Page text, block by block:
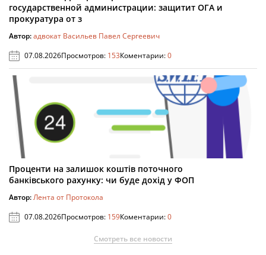
государственной администрации: защитит ОГА и
прокуратура от з
Автор:адвокат Васильев Павел Сергеевич
07.08.2026Просмотров: 153Коментарии:0
Проценти на залишок коштів поточного
банківського рахунку: чи буде дохід у ФОП
Автор:Лента от Протокола
07.08.2026Просмотров: 159Коментарии:0
Смотреть все новости